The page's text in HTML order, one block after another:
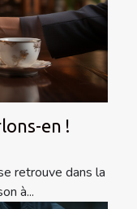
en !
retrouve dans la
à...